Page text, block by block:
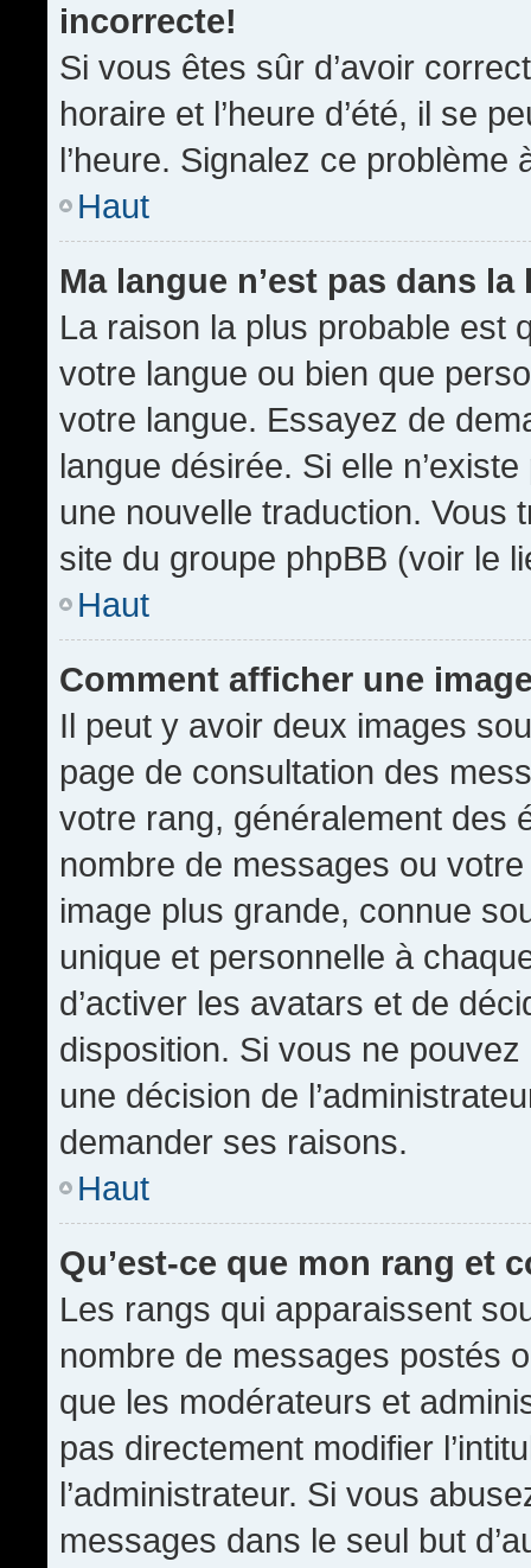
incorrecte!
Si vous êtes sûr d’avoir
horaire et l’heure d’été, il se
l’heure. Signalez ce problème
Haut
Ma langue n’est pas dans la
La raison la plus probable est
votre langue ou bien que
votre langue. Essayez de
langue désirée. Si elle
une nouvelle traduction. Vous
site du groupe phpBB (voir le
Haut
Comment afficher une
Il peut y avoir deux images
page de consultation des
votre rang, généralement des
nombre de messages ou
image plus grande, connue
unique et personnelle à
d’activer les avatars et de
disposition. Si vous ne pouvez
une décision de
demander ses raisons.
Haut
Qu’est-ce que mon rang et
Les rangs qui apparaissent
nombre de messages postés
que les modérateurs et
pas directement modifier
l’administrateur. Si vous
messages dans le seul but